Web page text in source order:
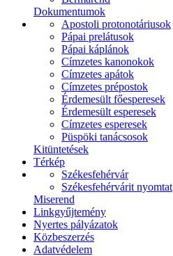
Dokumentumok
Apostoli protonotáriusok
Pápai prelátusok
Pápai káplánok
Címzetes kanonokok
Címzetes apátok
Címzetes prépostok
Érdemesült főesperesek
Érdemesült esperesek
Címzetes esperesek
Püspöki tanácsosok
Kitüntetések
Térkép
Székesfehérvár
Székesfehérvárit nyomtat
Miserend
Linkgyűjtemény
Nyertes pályázatok
Közbeszerzés
Adatvédelem